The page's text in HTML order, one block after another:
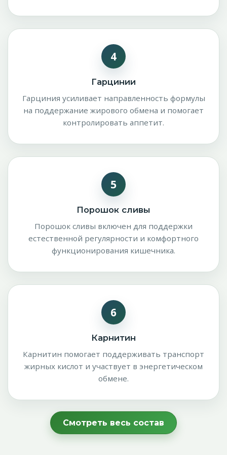
4
Гарцинии
Гарциния усиливает направленность формулы
на поддержание жирового обмена и помогает
контролировать аппетит.
5
Порошок сливы
Порошок сливы включен для поддержки
естественной регулярности и комфортного
функционирования кишечника.
6
Карнитин
Карнитин помогает поддерживать транспорт
жирных кислот и участвует в энергетическом
обмене.
Смотреть весь состав